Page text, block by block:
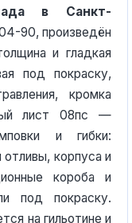
в Санкт-
90, произведён
и гладкая
под покраску,
кромка
лист 08пс —
и гибки:
корпуса и
короба и
под покраску.
на гильотине и